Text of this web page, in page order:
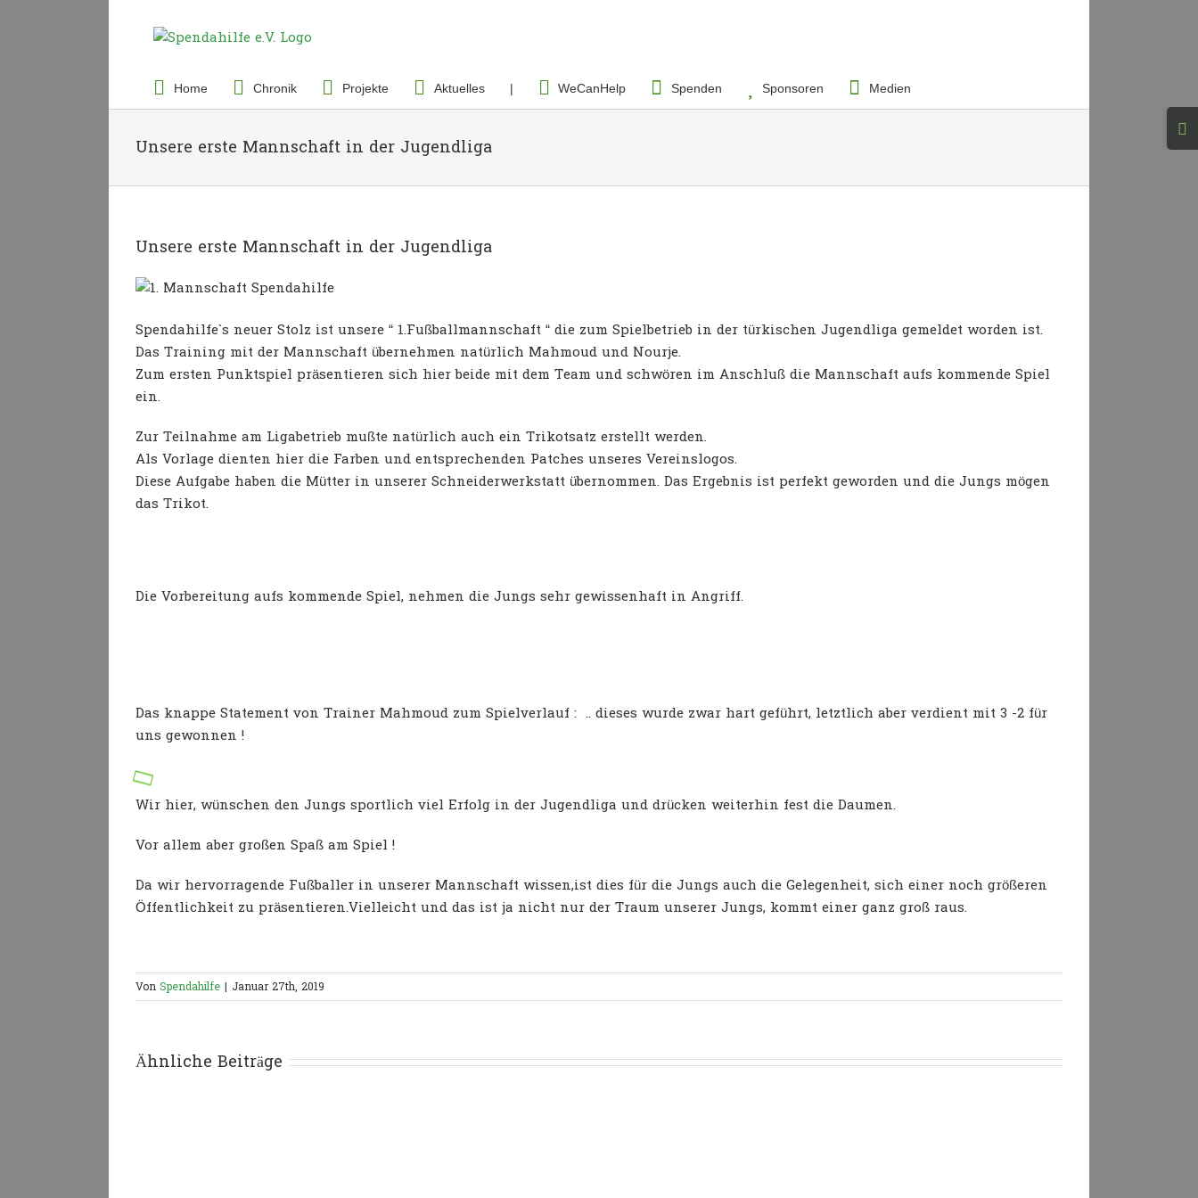
Suche
Home Chronik Projekte Aktuelles | WeCanHelp Spenden Sponsoren Medien
Unsere erste Mannschaft in der Jugendliga
Unsere erste Mannschaft in der Jugendliga
Spendahilfe`s neuer Stolz ist unsere “ 1.Fußballmannschaft “ die zum Spielbetrieb in der türkischen Jugendliga gemeldet worden ist.
Das Training mit der Mannschaft übernehmen natürlich Mahmoud und Nourje.
Zum ersten Punktspiel präsentieren sich hier beide mit dem Team und schwören im Anschluß die Mannschaft aufs kommende Spiel
ein.
Zur Teilnahme am Ligabetrieb mußte natürlich auch ein Trikotsatz erstellt werden.
Als Vorlage dienten hier die Farben und entsprechenden Patches unseres Vereinslogos.
Diese Aufgabe haben die Mütter in unserer Schneiderwerkstatt übernommen. Das Ergebnis ist perfekt geworden und die Jungs mögen
das Trikot.
Die Vorbereitung aufs kommende Spiel, nehmen die Jungs sehr gewissenhaft in Angriff.
Das knappe Statement von Trainer Mahmoud zum Spielverlauf : .. dieses wurde zwar hart geführt, letztlich aber verdient mit 3 -2 für
uns gewonnen !
Wir hier, wünschen den Jungs sportlich viel Erfolg in der Jugendliga und drücken weiterhin fest die Daumen.
Vor allem aber großen Spaß am Spiel !
Da wir hervorragende Fußballer in unserer Mannschaft wissen,ist dies für die Jungs auch die Gelegenheit, sich einer noch größeren
Öffentlichkeit zu präsentieren.Vielleicht und das ist ja nicht nur der Traum unserer Jungs, kommt einer ganz groß raus.
VonSpendahilfe | Januar 27th, 2019
Ähnliche Beiträge